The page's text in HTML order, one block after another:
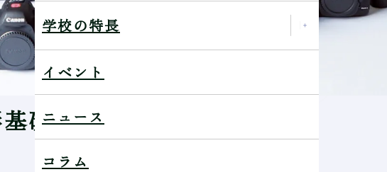
学校の特長
イベント
ニュース
コラム
礎講座－機材編－